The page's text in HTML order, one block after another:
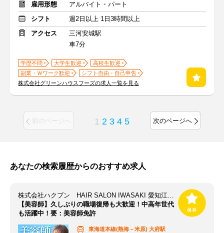
雇用形態
アルバイト・パート
シフト
週2日以上 1日3時間以上
アクセス
三河安城駅
車7分
学歴不問 大学生歓迎
高校生歓迎
副業・Ｗワーク歓迎
シフト自由・自己申告
株式会社グリーンハウスフーズの求人一覧を見る
前のページへ 1 2 3 4 5 次のページへ
あなたの検索履歴からのおすすめ求人
株式会社ハクブン HAIR SALON IWASAKI 愛知江端店
【美容師】久しぶりの職場復帰も大歓迎！中高年世代
も活躍中！要：美容師免許
東海道本線(熱海－米原) 大府駅